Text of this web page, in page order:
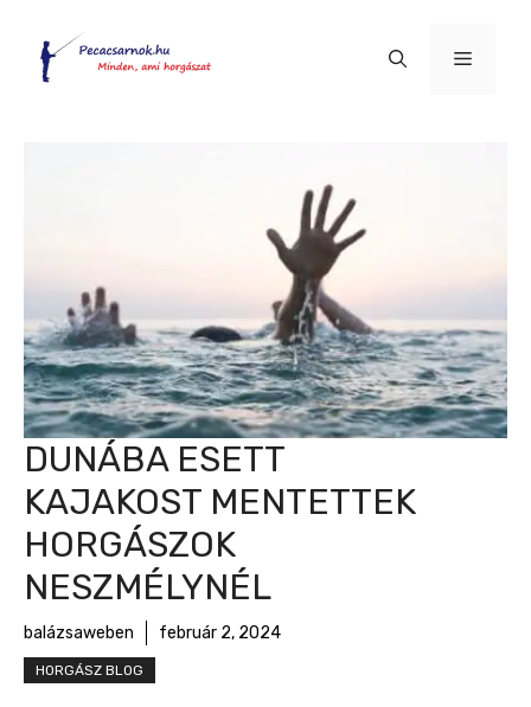
tartalomba
Menü
DUNÁBA ESETT
KAJAKOST MENTETTEK
HORGÁSZOK
NESZMÉLYNÉL
balázsaweben február 2, 2024
HORGÁSZ BLOG